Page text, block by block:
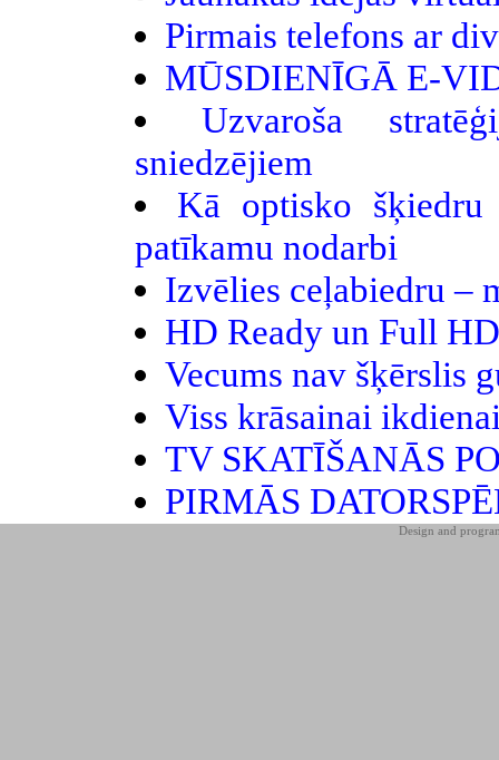
Pirmais telefons ar
MŪSDIENĪGĀ E-
Uzvaroša
sniedzējiem
Kā optisko
patīkamu nodarbi
Izvēlies ceļabiedru –
HD Ready un Full
Vecums nav šķērslis
Viss krāsainai
TV SKATĪŠANĀS
PIRMĀS
Design and